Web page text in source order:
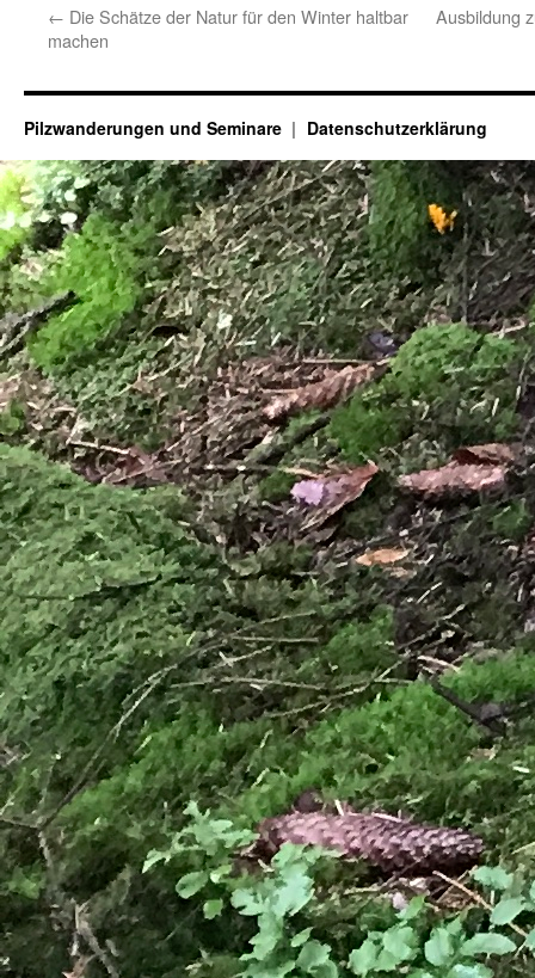
← Die Schätze der Natur für den Winter haltbar
machen
Ausbildung
Pilzwanderungen und Seminare Datenschutzerklärung